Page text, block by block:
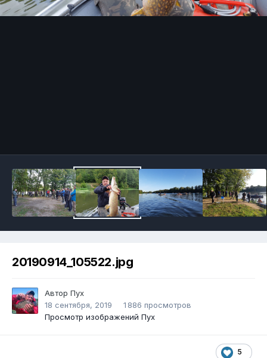
20190914_105522.jpg
Автор Пух
18 сентября, 2019
1 886 просмотров
Просмотр изображений Пух
5